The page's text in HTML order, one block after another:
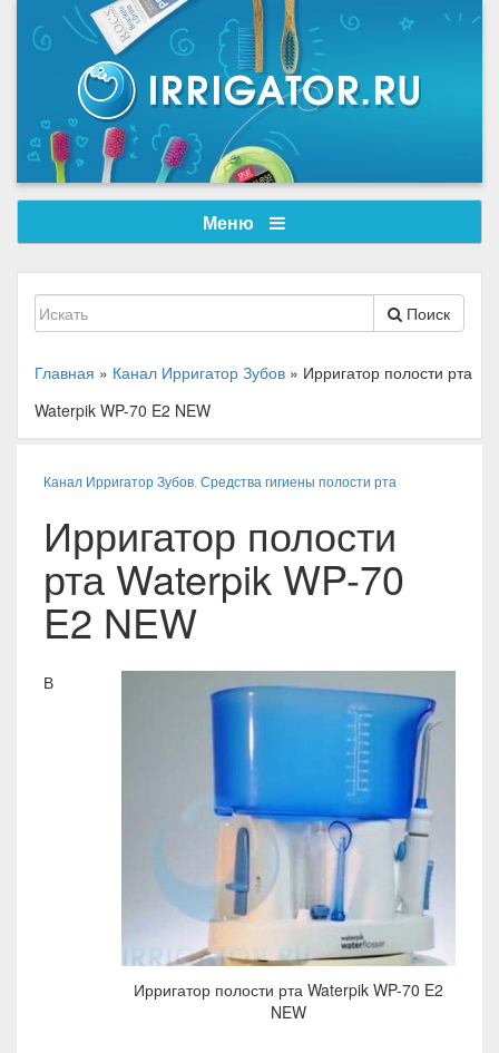
Меню
Поиск
Главная » Канал Ирригатор Зубов » Ирригатор полости рта
Waterpik WP-70 E2 NEW
Канал Ирригатор Зубов Средства гигиены полости рта
Ирригатор полости
рта Waterpik WP-70
E2 NEW
Ирригатор полости рта Waterpik WP-70 E2
NEW
В